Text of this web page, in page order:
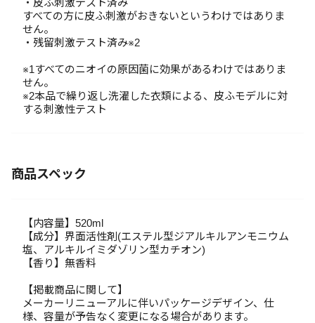
・皮ふ刺激テスト済み
すべての方に皮ふ刺激がおきないというわけではありま
せん。
・残留刺激テスト済み※2
※1すべてのニオイの原因菌に効果があるわけではありま
せん。
※2本品で繰り返し洗濯した衣類による、皮ふモデルに対
する刺激性テスト
商品スペック
【内容量】520ml
【成分】界面活性剤(エステル型ジアルキルアンモニウム
塩、アルキルイミダゾリン型カチオン)
【香り】無香料
【掲載商品に関して】
メーカーリニューアルに伴いパッケージデザイン、仕
様、容量が予告なく変更になる場合があります。